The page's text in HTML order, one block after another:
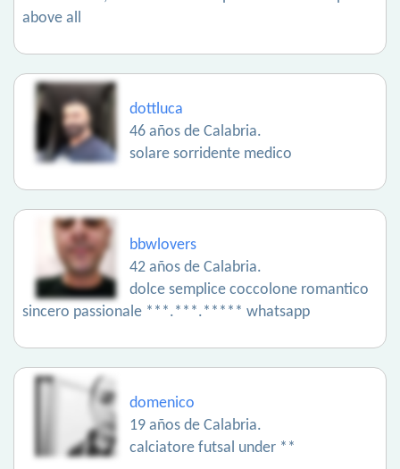
above all
dottluca
46 años de Calabria.
solare sorridente medico
bbwlovers
42 años de Calabria.
dolce semplice coccolone romantico
sincero passionale ***.***.***** whatsapp
domenico
19 años de Calabria.
calciatore futsal under **